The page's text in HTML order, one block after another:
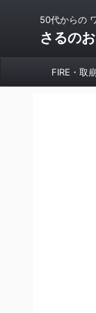
50代からの
さるの
FIRE・取